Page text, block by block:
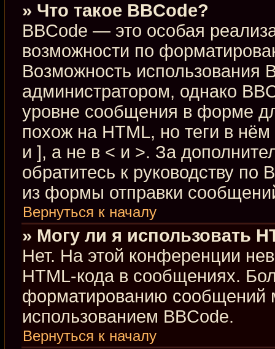
» Что такое BBCode?
BBCode — это особая
возможности по
Возможность использования
администратором, однако
уровне сообщения в форме
похож на HTML, но теги в
и ], а не в < и >. За
обратитесь к руководству по
из формы отправки
Вернуться к началу
» Могу ли я использовать
Нет. На этой конференции
HTML-кода в сообщениях.
форматированию сообщений
использованием BBCode.
Вернуться к началу